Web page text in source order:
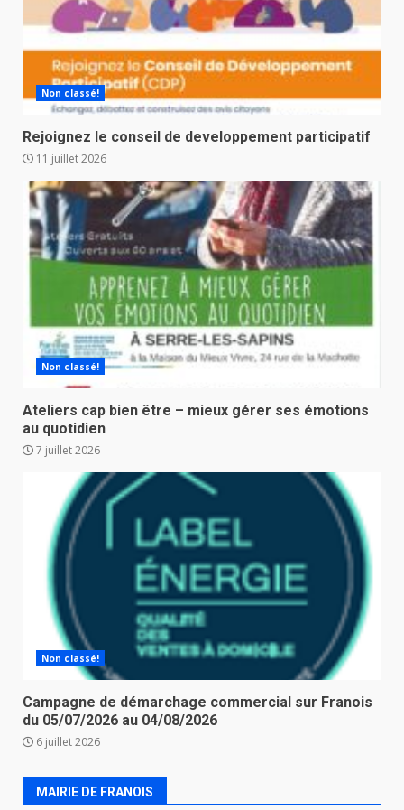
Non classé!
Rejoignez le conseil de developpement participatif
11 juillet 2026
Non classé!
Ateliers cap bien être – mieux gérer ses émotions
au quotidien
7 juillet 2026
Non classé!
Campagne de démarchage commercial sur Franois
du 05/07/2026 au 04/08/2026
6 juillet 2026
MAIRIE DE FRANOIS